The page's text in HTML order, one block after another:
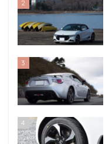
2
3
4